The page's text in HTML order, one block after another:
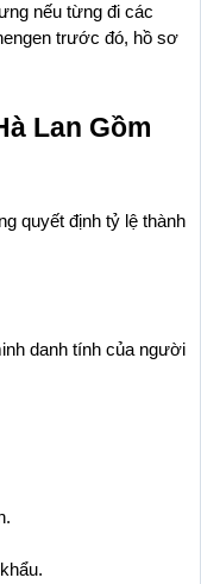
nếu từng đi các
trước đó, hồ sơ
Lan Gồm
quyết định tỷ lệ thành
danh tính của người